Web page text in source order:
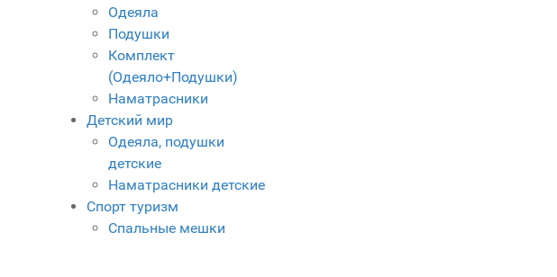
Одеяла
Подушки
Комплект
(Одеяло+Подушки)
Наматрасники
Детский мир
Одеяла, подушки
детские
Наматрасники детские
Спорт туризм
Спальные мешки